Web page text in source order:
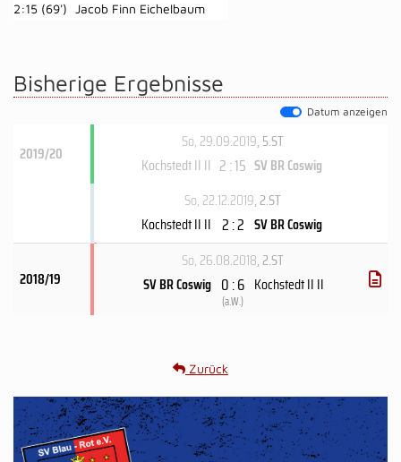
2:15 (69') Jacob Finn Eichelbaum
Bisherige Ergebnisse
Datum anzeigen
2019/20
So, 29.09.2019, 5.ST
Kochstedt II II 2 : 15 SV BR Coswig
So, 22.12.2019, 2.ST
Kochstedt II II 2 : 2 SV BR Coswig
2018/19
So, 26.08.2018, 2.ST
SV BR Coswig 0 : 6
(a.W.)
Kochstedt II II
Zurück